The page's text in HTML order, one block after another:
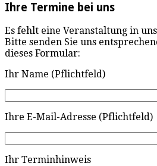
Ihre Termine bei uns
Es fehlt eine Veranstaltung in
Bitte senden Sie uns
dieses Formular:
Ihr Name (Pflichtfeld)
Ihre E-Mail-Adresse (Pflichtfeld)
Ihr Terminhinweis